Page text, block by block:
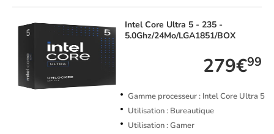
IntelCore Ultra 5 - 235 -
5.0Ghz/24Mo/LGA1851/BOX
279€99
Gamme processeur : Intel Core Ultra 5
Utilisation : Bureautique
Utilisation : Gamer